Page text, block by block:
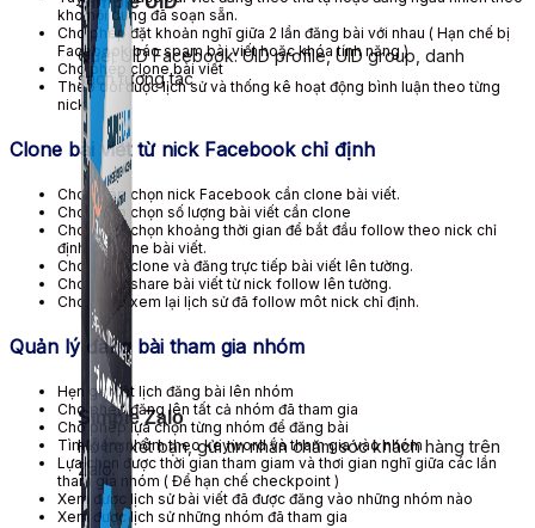
Simple Zalo
Hỗ trợ kết bạn, gửi tin nhắn chăm sóc khách hàng trên
Zalo.
Quét UID Facebook: UID profile, UID group, danh
sách tương tác
kho nội dung đã soạn sẵn.
Cho phép đặt khoản nghĩ giữa 2 lần đăng bài với nhau ( Hạn chế bị
Facebook báo spam bài viết hoặc khóa tính năng )
Cho phép clone bài viết
Theo dõi được lịch sử và thống kê hoạt động bình luận theo từng
nick.
Clone bài viết từ nick Facebook chỉ định
Cho phép chọn nick Facebook cần clone bài viết.
Cho phép chọn số lượng bài viết cần clone
Cho phép chọn khoảng thời gian để bắt đầu follow theo nick chỉ
định để clone bài viết.
Cho phép clone và đăng trực tiếp bài viết lên tường.
Cho phép share bài viết từ nick follow lên tường.
Cho phép xem lại lịch sử đã follow môt nick chỉ định.
Quản lý đăng bài tham gia nhóm
Hẹn giờ đặt lịch đăng bài lên nhóm
Cho phép đăng lên tất cả nhóm đã tham gia
Cho phép lựa chọn từng nhóm để đăng bài
Tìm kiếm nhóm theo keyword và tham gia vào nhóm
Lựa chọn được thời gian tham giam và thơi gian nghĩ giữa các lần
tham gia nhóm ( Để hạn chế checkpoint )
Xem được lịch sử bài viết đã được đăng vào những nhóm nào
Xem được lịch sử những nhóm đã tham gia